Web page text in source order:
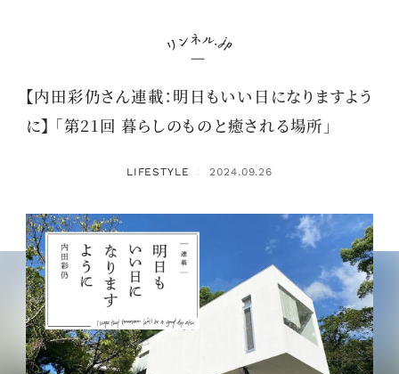
【内田彩仍さん連載：明日もいい日になりますよう
に】 「第21回 暮らしのものと癒される場所」
LIFESTYLE ： 2024.09.26